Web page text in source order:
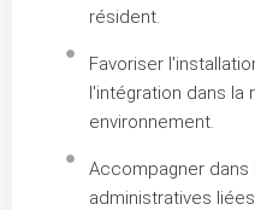
résident.
Favoriser
l'intégration dans la
environnement.
Accompagner
administratives